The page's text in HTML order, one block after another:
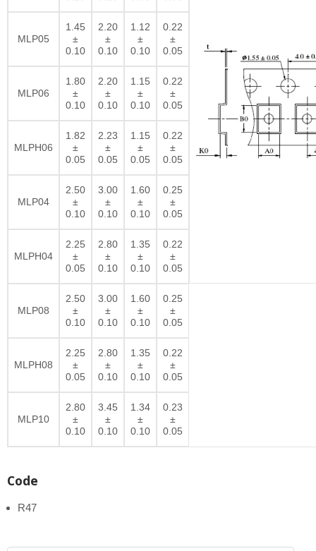
MLP05
1.45
±
0.10
2.20
±
0.10
1.12
±
0.10
0.22
±
0.05
MLP06
1.80
±
0.10
2.20
±
0.10
1.15
±
0.10
0.22
±
0.05
MLPH06
1.82
±
0.05
2.23
±
0.05
1.15
±
0.05
0.22
±
0.05
MLP04
2.50
±
0.10
3.00
±
0.10
1.60
±
0.10
0.25
±
0.05
MLPH04
2.25
±
0.05
2.80
±
0.10
1.35
±
0.10
0.22
±
0.05
MLP08
2.50
±
0.10
3.00
±
0.10
1.60
±
0.10
0.25
±
0.05
MLPH08
2.25
±
0.05
2.80
±
0.10
1.35
±
0.10
0.22
±
0.05
MLP10
2.80
±
0.10
3.45
±
0.10
1.34
±
0.10
0.23
±
0.05
Code
R47